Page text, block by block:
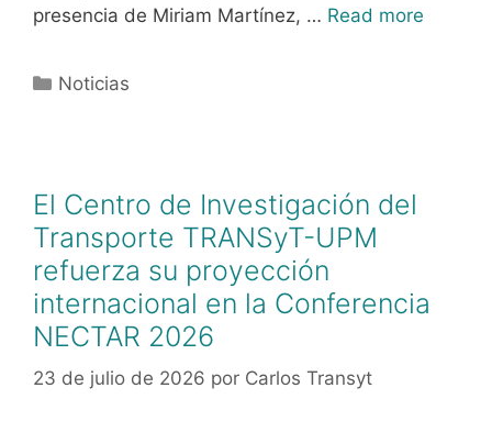
presencia de Miriam Martínez, … Read more
Noticias
El Centro de Investigación del
Transporte TRANSyT-UPM
refuerza su proyección
internacional en la Conferencia
NECTAR 2026
23 de julio de 2026 por Carlos Transyt